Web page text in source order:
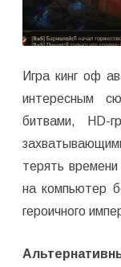
Игра кинг оф
интересным
битвами, HD-
терять
на компьютер
героичного